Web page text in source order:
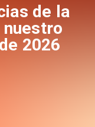
de la
nuestro
de 2026